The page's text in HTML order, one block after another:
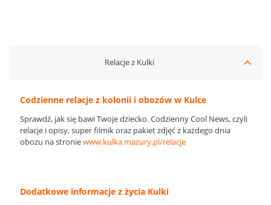
Relacje z Kulki
Codzienne relacje z kolonii i obozów w Kulce
Sprawdź, jak się bawi Twoje dziecko. Codzienny Cool News, czyli
relacje i opisy, super filmik oraz pakiet zdjęć z każdego dnia
obozu na stroniewww.kulka.mazury.pl/relacje
Dodatkowe informacje z życia Kulki